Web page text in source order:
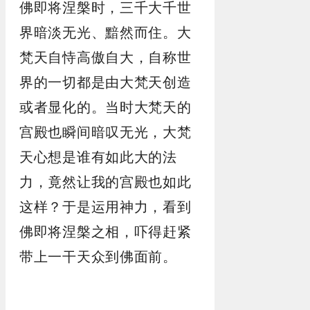
佛即将涅槃时，三千大千世
界暗淡无光、黯然而住。大
梵天自恃高傲自大，自称世
界的一切都是由大梵天创造
或者显化的。当时大梵天的
宫殿也瞬间暗叹无光，大梵
天心想是谁有如此大的法
力，竟然让我的宫殿也如此
这样？于是运用神力，看到
佛即将涅槃之相，吓得赶紧
带上一干天众到佛面前。